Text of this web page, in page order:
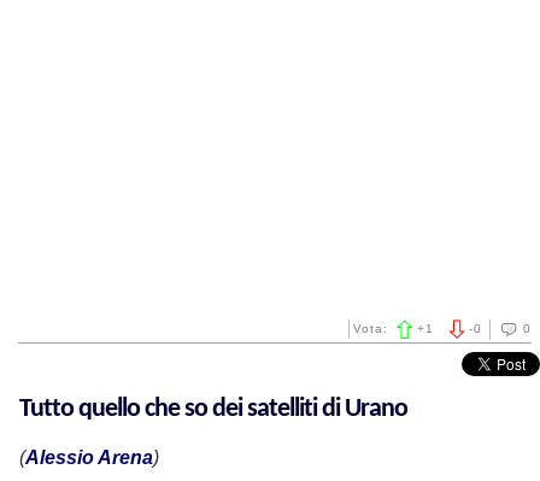
0
-0
Vota: +1
Tutto quello che so dei satelliti di Urano
(Alessio Arena)